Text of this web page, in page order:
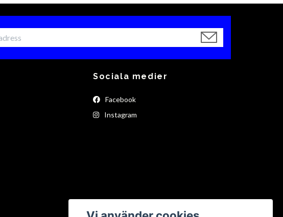
Sociala medier
Facebook
Instagram